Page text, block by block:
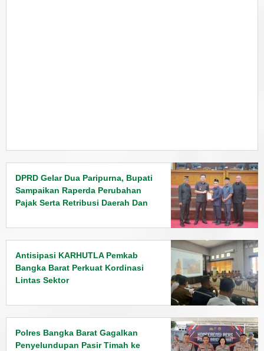
DPRD Gelar Dua Paripurna, Bupati
Sampaikan Raperda Perubahan
Pajak Serta Retribusi Daerah Dan
PPAS Tahun 2026
Antisipasi KARHUTLA Pemkab
Bangka Barat Perkuat Kordinasi
Lintas Sektor
Polres Bangka Barat Gagalkan
Penyelundupan Pasir Timah ke